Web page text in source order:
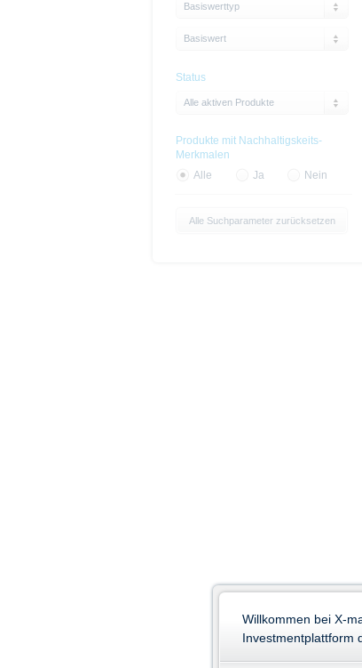
Basiswerttyp
Basiswert
Status
Alle aktiven Produkte
Produkte mit Nachhaltigskeits-
Merkmalen
Alle
Ja Nein
Alle Suchparameter zurücksetzen
Willkommen bei X-
Investmentplattform